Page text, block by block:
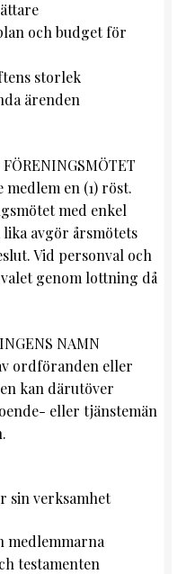
och budget för
storlek
ärenden
FÖRENINGSMÖTET
en (1) röst.
med enkel
avgör årsmötets
Vid personval och
genom lottning då
NAMN
ordföranden eller
kan därutöver
eller tjänstemän
sin verksamhet
medlemmarna
testamenten